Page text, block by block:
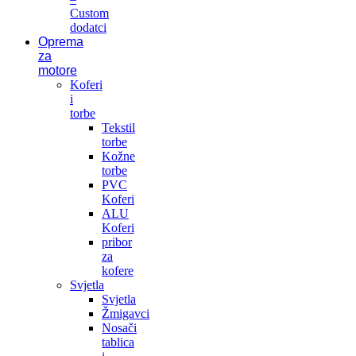
Custom
dodatci
Oprema
za
motore
Koferi
i
torbe
Tekstil
torbe
Kožne
torbe
PVC
Koferi
ALU
Koferi
pribor
za
kofere
Svjetla
Svjetla
Žmigavci
Nosači
tablica